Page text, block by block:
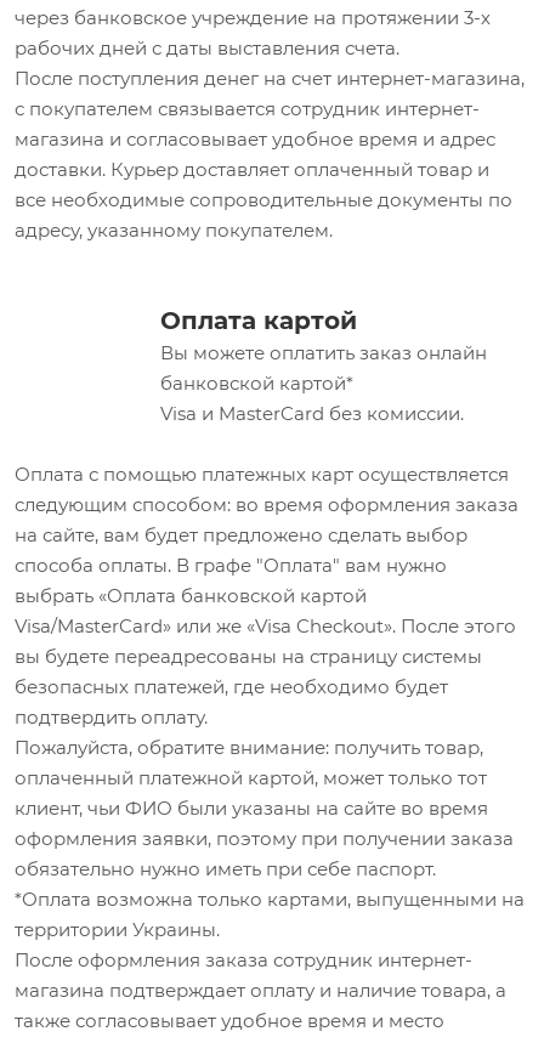
через банковское учреждение на протяжении 3-х
рабочих дней с даты выставления счета.
После поступления денег на счет интернет-магазина,
с покупателем связывается сотрудник интернет-
магазина и согласовывает удобное время и адрес
доставки. Курьер доставляет оплаченный товар и
все необходимые сопроводительные документы по
адресу, указанному покупателем.
Оплата картой
Вы можете оплатить заказ онлайн
банковской картой*
Visa и MasterCard без комиссии.
Оплата с помощью платежных карт осуществляется
следующим способом: во время оформления заказа
на сайте, вам будет предложено сделать выбор
способа оплаты. В графе "Оплата" вам нужно
выбрать «Оплата банковской картой
Visa/MasterCard» или же «Visa Checkout». После этого
вы будете переадресованы на страницу системы
безопасных платежей, где необходимо будет
подтвердить оплату.
Пожалуйста, обратите внимание: получить товар,
оплаченный платежной картой, может только тот
клиент, чьи ФИО были указаны на сайте во время
оформления заявки, поэтому при получении заказа
обязательно нужно иметь при себе паспорт.
*Оплата возможна только картами, выпущенными на
территории Украины.
После оформления заказа сотрудник интернет-
магазина подтверждает оплату и наличие товара, а
также согласовывает удобное время и место